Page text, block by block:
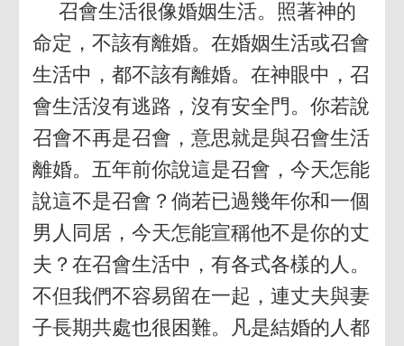
召會生活很像婚姻生活。照著神的
命定，不該有離婚。在婚姻生活或召會
生活中，都不該有離婚。在神眼中，召
會生活沒有逃路，沒有安全門。你若說
召會不再是召會，意思就是與召會生活
離婚。五年前你說這是召會，今天怎能
說這不是召會？倘若已過幾年你和一個
男人同居，今天怎能宣稱他不是你的丈
夫？在召會生活中，有各式各樣的人。
不但我們不容易留在一起，連丈夫與妻
子長期共處也很困難。凡是結婚的人都